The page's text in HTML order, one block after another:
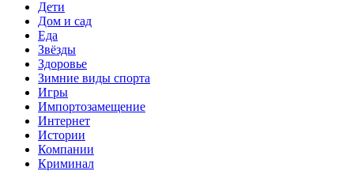
Дети
Дом и сад
Еда
Звёзды
Здоровье
Зимние виды спорта
Игры
Импортозамещение
Интернет
Истории
Компании
Криминал